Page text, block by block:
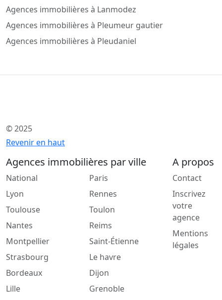
Agences immobilières à Lanmodez
Agences immobilières à Pleumeur gautier
Agences immobilières à Pleudaniel
© 2025
Revenir en haut
Agences immobilières par ville
National
Lyon
Toulouse
Nantes
Montpellier
Strasbourg
Bordeaux
Lille
Paris
Rennes
Toulon
Reims
Saint-Étienne
Le havre
Dijon
Grenoble
A propos
Contact
Inscrivez
votre
agence
Mentions
légales